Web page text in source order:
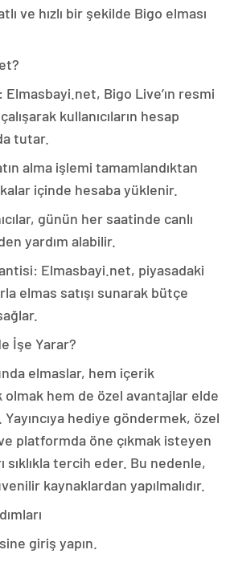
ve hızlı bir şekilde Bigo elması
Elmasbayi.net, Bigo Live’ın resmi
kullanıcıların hesap
tutar.
alma işlemi tamamlandıktan
içinde hesaba yüklenir.
günün her saatinde canlı
yardım alabilir.
Elmasbayi.net, piyasadaki
elmas satışı sunarak bütçe
İşe Yarar?
elmaslar, hem içerik
hem de özel avantajlar elde
Yayıncıya hediye göndermek, özel
platformda öne çıkmak isteyen
sıklıkla tercih eder. Bu nedenle,
kaynaklardan yapılmalıdır.
giriş yapın.